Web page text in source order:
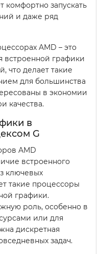
комфортно запускать
и даже ряд
AMD – это
встроенной графики
что делает такие
для большинства
в экономии
качества.
в
G
AMD
встроенного
ключевых
такие процессоры
графики.
роль, особенно в
или для
дискретная
задач.